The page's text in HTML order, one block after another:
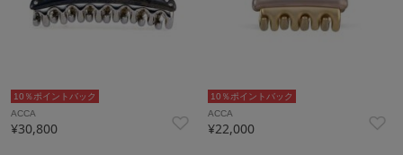
10％ポイントバック
ACCA
¥30,800
10％ポイントバック
ACCA
¥22,000